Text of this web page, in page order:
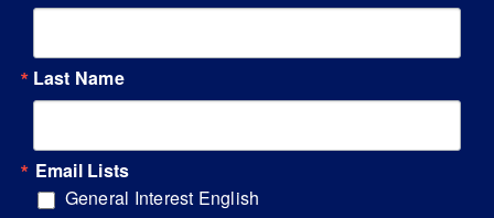
Last Name
Email Lists
General Interest English